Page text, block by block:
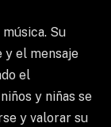
Su
y el mensaje
el
y niñas se
y valorar su